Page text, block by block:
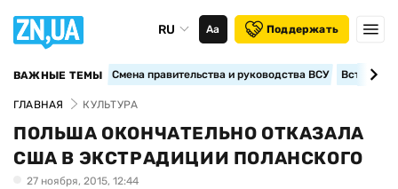
RU Аа Поддержать
ВАЖНЫЕ ТЕМЫ Смена правительства и руководства ВСУ
ГЛАВНАЯ КУЛЬТУРА
ПОЛЬША ОКОНЧАТЕЛЬНО ОТКАЗАЛА
США В ЭКСТРАДИЦИИ ПОЛАНСКОГО
27 ноября, 2015, 12:44